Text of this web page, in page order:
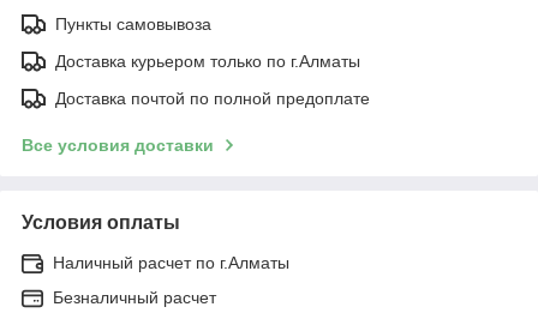
Пункты самовывоза
Доставка курьером только по г.Алматы
Доставка почтой по полной предоплате
Все условия доставки
Условия оплаты
Наличный расчет по г.Алматы
Безналичный расчет